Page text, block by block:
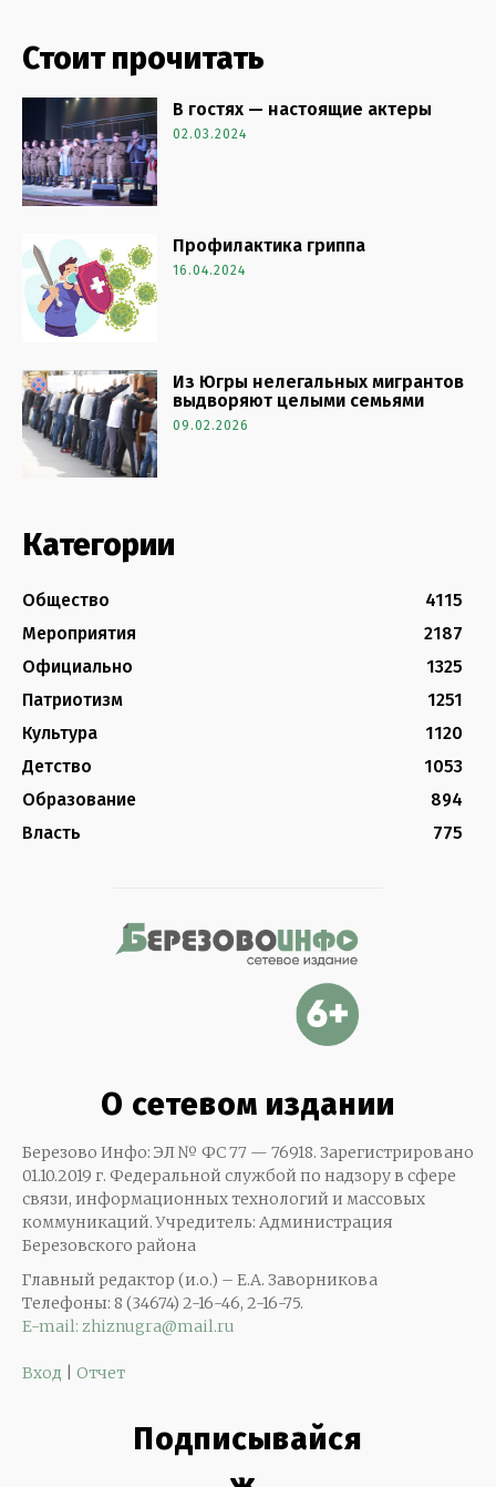
Стоит прочитать
В гостях — настоящие актеры
02.03.2024
Профилактика гриппа
16.04.2024
Из Югры нелегальных мигрантов
выдворяют целыми семьями
09.02.2026
Категории
Общество
4115
Мероприятия
2187
Официально
1325
Патриотизм
1251
Культура
1120
Детство
1053
Образование
894
Власть
775
О сетевом издании
Березово Инфо: ЭЛ № ФС 77 — 76918. Зарегистрировано
01.10.2019 г. Федеральной службой по надзору в сфере
связи, информационных технологий и массовых
коммуникаций. Учредитель: Администрация
Березовского района
Главный редактор (и.о.) – Е.А. Заворникова
Телефоны: 8 (34674) 2-16-46, 2-16-75.
E-mail: zhiznugra@mail.ru
Вход Отчет
Подписывайся